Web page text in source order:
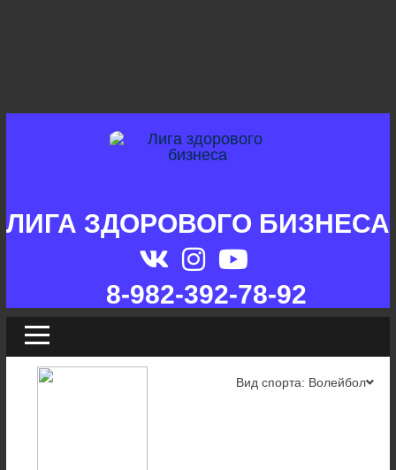
ЛИГА ЗДОРОВОГО БИЗНЕСА
8-982-392-78-92
Вид спорта: Волейбол